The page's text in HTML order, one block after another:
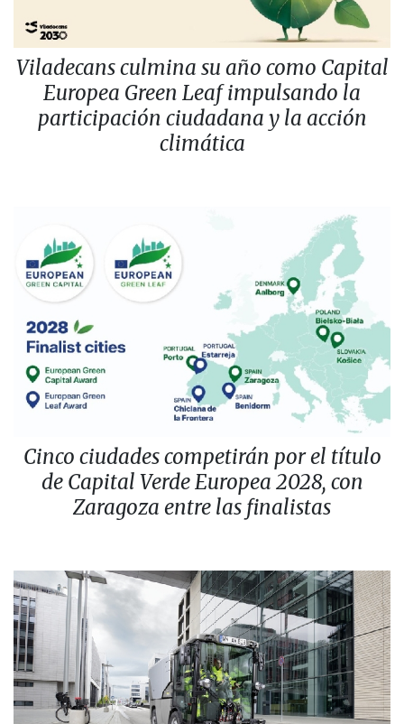
Viladecans culmina su año como Capital
Europea Green Leaf impulsando la
participación ciudadana y la acción
climática
Cinco ciudades competirán por el título
de Capital Verde Europea 2028, con
Zaragoza entre las finalistas